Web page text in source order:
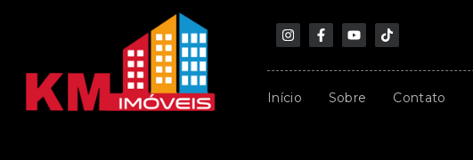
Início Sobre Contato